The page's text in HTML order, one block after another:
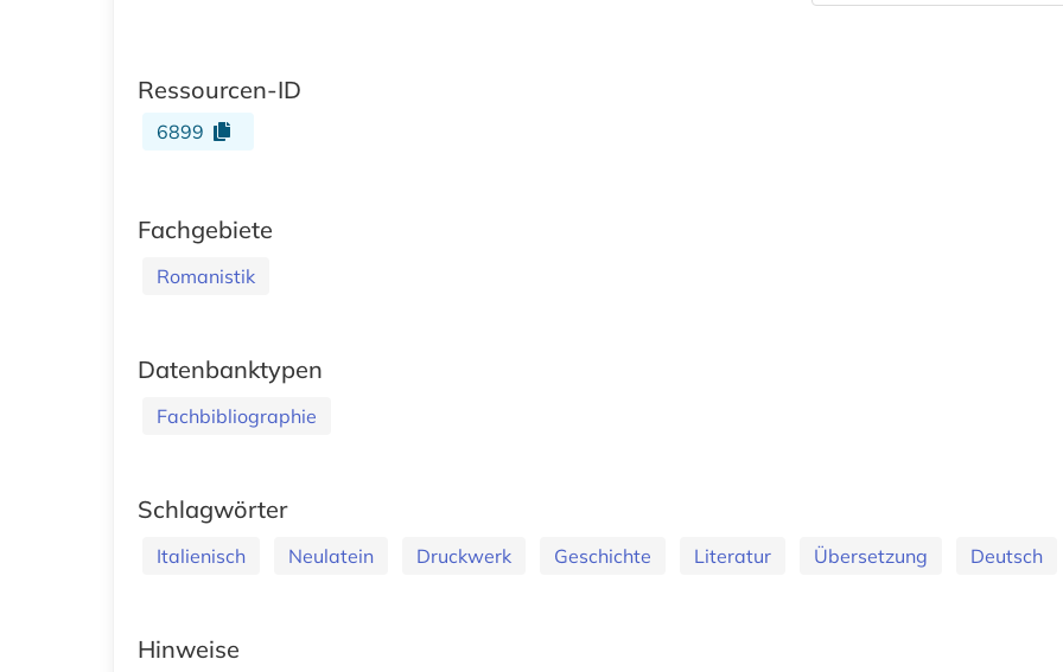
Ressourcen-ID
6899
Fachgebiete
Romanistik
Datenbanktypen
Fachbibliographie
Schlagwörter
Italienisch Neulatein Druckwerk Geschichte Literatur Übersetzung Deutsch
Hinweise